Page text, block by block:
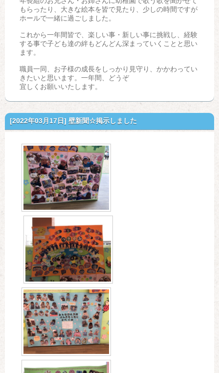
もらったり、大きな絵本を皆で見たり、少しの時間ですが
ホールで一緒に過ごしました。
これから一年間皆で、楽しい事・新しい事に挑戦し、経験
する事で子ども達の絆もどんどん深まっていくことと思い
ます。
職員一同、お子様の成長をしっかり見守り、かかわってい
きたいと思います。一年間、どうぞ
宜しくお願いいたします。
[2022年03月17日] 壁新聞☆掲示しました